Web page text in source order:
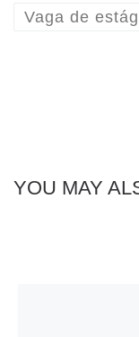
Vaga de
YOU MAY